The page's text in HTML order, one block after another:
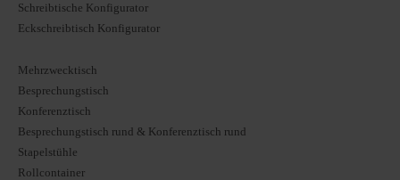
Schreibtische Konfigurator
Eckschreibtisch Konfigurator
Mehrzwecktisch
Besprechungstisch
Konferenztisch
Besprechungstisch rund & Konferenztisch rund
Stapelstühle
Rollcontainer